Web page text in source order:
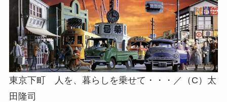
東京下町 人を、暮らしを乗せて・・・／（C）太
田隆司